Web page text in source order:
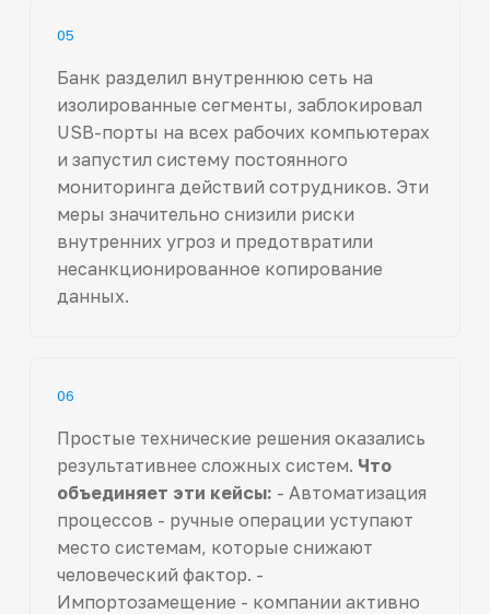
05
Банк разделил внутреннюю сеть на
изолированные сегменты, заблокировал
USB-порты на всех рабочих компьютерах
и запустил систему постоянного
мониторинга действий сотрудников. Эти
меры значительно снизили риски
внутренних угроз и предотвратили
несанкционированное копирование
данных.
06
Простые технические решения оказались
результативнее сложных систем. Что
объединяет эти кейсы: - Автоматизация
процессов - ручные операции уступают
место системам, которые снижают
человеческий фактор. -
Импортозамещение - компании активно